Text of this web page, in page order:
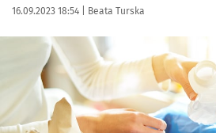
Data publikacji:
16.09.2023 18:54 | Autor:
Beata Turska
Kliknij, aby powiększyć